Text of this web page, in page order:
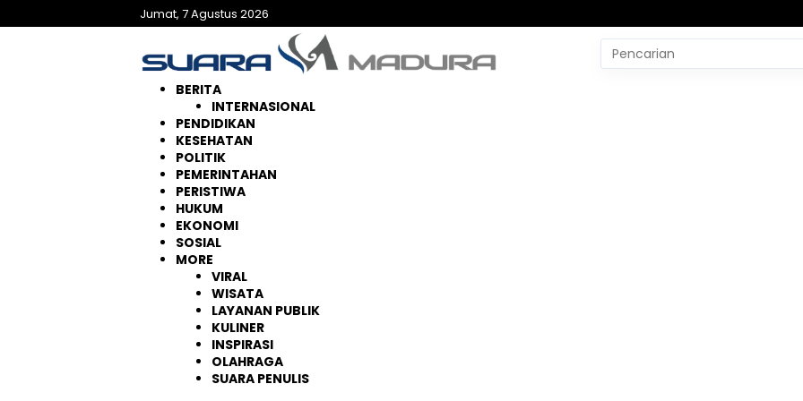
ke
Jumat, 7 Agustus 2026
Pencarian
untuk:
BERITA
INTERNASIONAL
PENDIDIKAN
KESEHATAN
POLITIK
PEMERINTAHAN
PERISTIWA
HUKUM
EKONOMI
SOSIAL
MORE
VIRAL
WISATA
LAYANAN PUBLIK
KULINER
INSPIRASI
OLAHRAGA
SUARA PENULIS